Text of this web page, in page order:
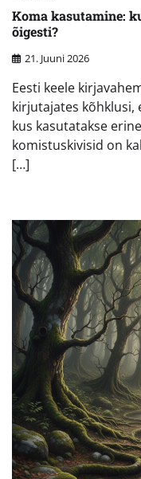
Koma kasutamine:
õigesti?
21. Juuni 2026
Eesti keele
kirjutajates kõhklusi,
kus kasutatakse
komistuskivisid on
[…]